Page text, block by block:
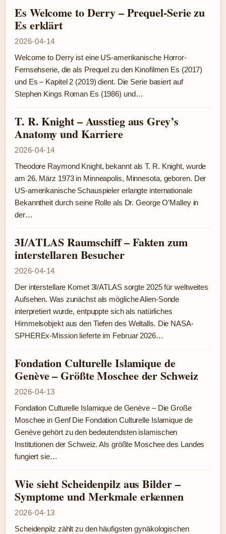
Es Welcome to Derry – Prequel-Serie zu
Es erklärt
2026-04-14
Welcome to Derry ist eine US-amerikanische Horror-
Fernsehserie, die als Prequel zu den Kinofilmen Es (2017)
und Es – Kapitel 2 (2019) dient. Die Serie basiert auf
Stephen Kings Roman Es (1986) und…
T. R. Knight – Ausstieg aus Grey’s
Anatomy und Karriere
2026-04-14
Theodore Raymond Knight, bekannt als T. R. Knight, wurde
am 26. März 1973 in Minneapolis, Minnesota, geboren. Der
US-amerikanische Schauspieler erlangte internationale
Bekanntheit durch seine Rolle als Dr. George O’Malley in
der…
3I/ATLAS Raumschiff – Fakten zum
interstellaren Besucher
2026-04-14
Der interstellare Komet 3I/ATLAS sorgte 2025 für weltweites
Aufsehen. Was zunächst als mögliche Alien-Sonde
interpretiert wurde, entpuppte sich als natürliches
Himmelsobjekt aus den Tiefen des Weltalls. Die NASA-
SPHEREx-Mission lieferte im Februar 2026…
Fondation Culturelle Islamique de
Genève – Größte Moschee der Schweiz
2026-04-13
Fondation Culturelle Islamique de Genève – Die Große
Moschee in Genf Die Fondation Culturelle Islamique de
Genève gehört zu den bedeutendsten islamischen
Institutionen der Schweiz. Als größte Moschee des Landes
fungiert sie…
Wie sieht Scheidenpilz aus Bilder –
Symptome und Merkmale erkennen
2026-04-13
Scheidenpilz zählt zu den häufigsten gynäkologischen